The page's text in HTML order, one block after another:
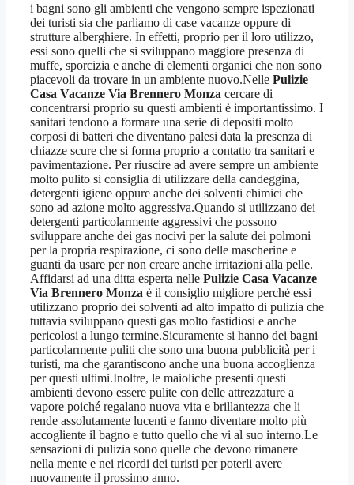
i bagni sono gli ambienti che vengono sempre ispezionati
dei turisti sia che parliamo di case vacanze oppure di
strutture alberghiere. In effetti, proprio per il loro utilizzo,
essi sono quelli che si sviluppano maggiore presenza di
muffe, sporcizia e anche di elementi organici che non sono
piacevoli da trovare in un ambiente nuovo.Nelle Pulizie
Casa Vacanze Via Brennero Monza cercare di
concentrarsi proprio su questi ambienti è importantissimo. I
sanitari tendono a formare una serie di depositi molto
corposi di batteri che diventano palesi data la presenza di
chiazze scure che si forma proprio a contatto tra sanitari e
pavimentazione. Per riuscire ad avere sempre un ambiente
molto pulito si consiglia di utilizzare della candeggina,
detergenti igiene oppure anche dei solventi chimici che
sono ad azione molto aggressiva.Quando si utilizzano dei
detergenti particolarmente aggressivi che possono
sviluppare anche dei gas nocivi per la salute dei polmoni
per la propria respirazione, ci sono delle mascherine e
guanti da usare per non creare anche irritazioni alla pelle.
Affidarsi ad una ditta esperta nelle Pulizie Casa Vacanze
Via Brennero Monza è il consiglio migliore perché essi
utilizzano proprio dei solventi ad alto impatto di pulizia che
tuttavia sviluppano questi gas molto fastidiosi e anche
pericolosi a lungo termine.Sicuramente si hanno dei bagni
particolarmente puliti che sono una buona pubblicità per i
turisti, ma che garantiscono anche una buona accoglienza
per questi ultimi.Inoltre, le maioliche presenti questi
ambienti devono essere pulite con delle attrezzature a
vapore poiché regalano nuova vita e brillantezza che li
rende assolutamente lucenti e fanno diventare molto più
accogliente il bagno e tutto quello che vi al suo interno.Le
sensazioni di pulizia sono quelle che devono rimanere
nella mente e nei ricordi dei turisti per poterli avere
nuovamente il prossimo anno.